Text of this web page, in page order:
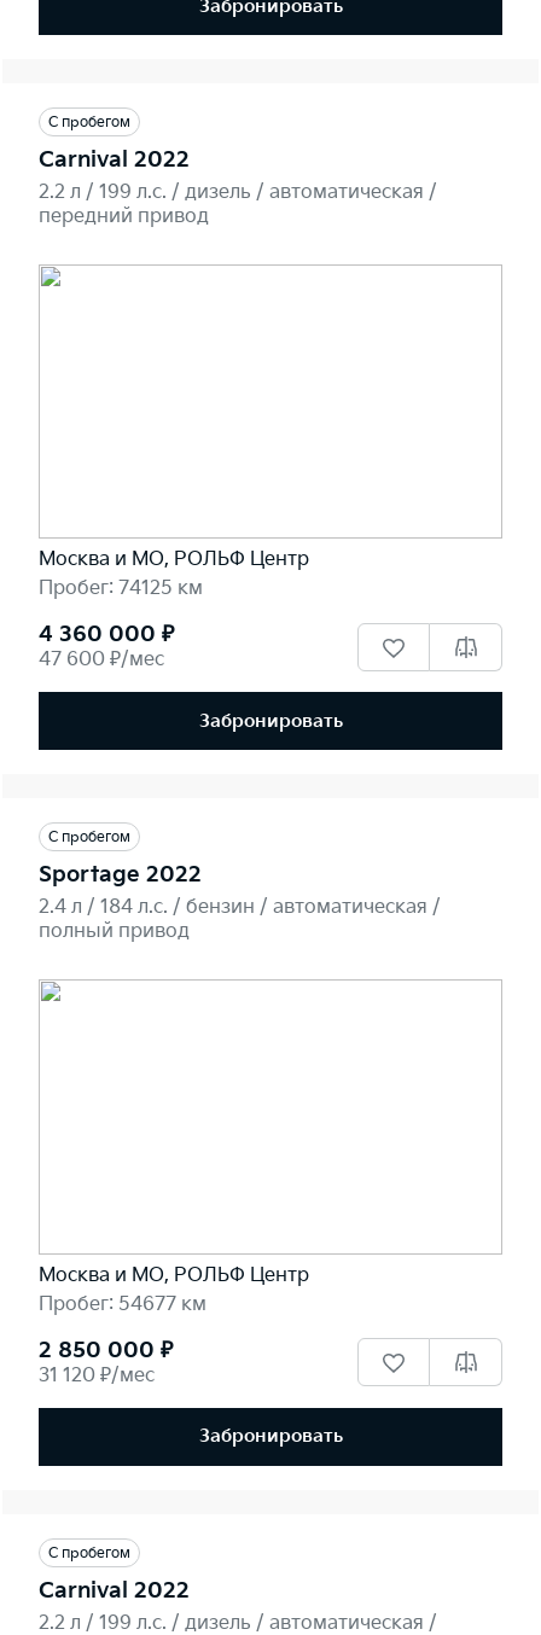
Забронировать
С пробегом
Carnival 2022
2.2 л / 199 л.c. / дизель / автоматическая /
передний привод
Москва и МО, РОЛЬФ Центр
Пробег: 74125 км
4 360 000 ₽
47 600 ₽/мес
Забронировать
С пробегом
Sportage 2022
2.4 л / 184 л.c. / бензин / автоматическая /
полный привод
Москва и МО, РОЛЬФ Центр
Пробег: 54677 км
2 850 000 ₽
31 120 ₽/мес
Забронировать
С пробегом
Carnival 2022
2.2 л / 199 л.c. / дизель / автоматическая /